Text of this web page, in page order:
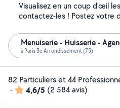
Visualisez en un coup d'œil
contactez-les ! Postez votre
Menuiserie - Huisserie -
à Paris 3e Arrondissement (75)
82 Particuliers et 44
-
4,6/5 (2 584 avis)